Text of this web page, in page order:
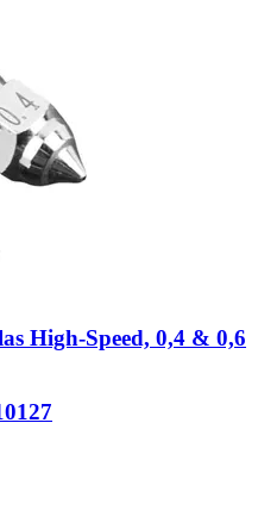
High-​Speed, 0,4 & 0,6